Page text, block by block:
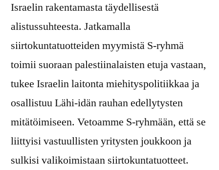
Israelin rakentamasta täydellisestä
alistussuhteesta. Jatkamalla
siirtokuntatuotteiden myymistä S-ryhmä
toimii suoraan palestiinalaisten etuja vastaan,
tukee Israelin laitonta miehityspolitiikkaa ja
osallistuu Lähi-idän rauhan edellytysten
mitätöimiseen. Vetoamme S-ryhmään, että se
liittyisi vastuullisten yritysten joukkoon ja
sulkisi valikoimistaan siirtokuntatuotteet.